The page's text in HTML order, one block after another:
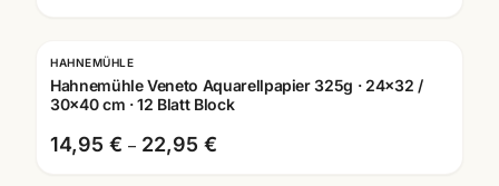
HAHNEMÜHLE
Hahnemühle Veneto Aquarellpapier 325g · 24x32 /
30x40 cm · 12 Blatt Block
14,95 € – 22,95 €